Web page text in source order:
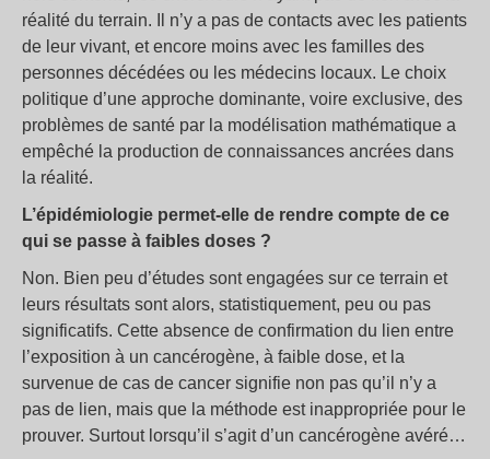
réalité du terrain. Il n’y a pas de contacts avec les patients
de leur vivant, et encore moins avec les familles des
personnes décédées ou les médecins locaux. Le choix
politique d’une approche dominante, voire exclusive, des
problèmes de santé par la modélisation mathématique a
empêché la production de connaissances ancrées dans
la réalité.
L’épidémiologie permet-elle de rendre compte de ce
qui se passe à faibles doses ?
Non. Bien peu d’études sont engagées sur ce terrain et
leurs résultats sont alors, statistiquement, peu ou pas
significatifs. Cette absence de confirmation du lien entre
l’exposition à un cancérogène, à faible dose, et la
survenue de cas de cancer signifie non pas qu’il n’y a
pas de lien, mais que la méthode est inappropriée pour le
prouver. Surtout lorsqu’il s’agit d’un cancérogène avéré…